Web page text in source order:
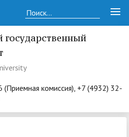
государственный
комиссия), +7 (4932) 32-